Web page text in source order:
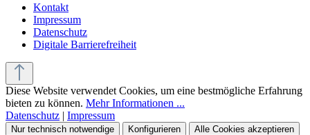
Kontakt
Impressum
Datenschutz
Digitale Barrierefreiheit
Diese Website verwendet Cookies, um eine bestmögliche Erfahrung
bieten zu können. Mehr Informationen ...
Datenschutz | Impressum
Nur technisch notwendige Konfigurieren Alle Cookies akzeptieren